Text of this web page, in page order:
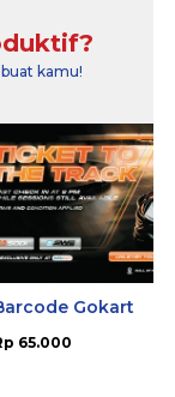
kamu!
Gokart
65.000